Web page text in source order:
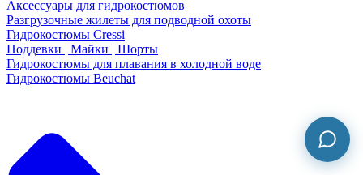
Аксессуары для гидрокостюмов
Разгрузочные жилеты для подводной охоты
Гидрокостюмы Cressi
Поддевки | Майки | Шорты
Гидрокостюмы для плавания в холодной воде
Гидрокостюмы Beuchat